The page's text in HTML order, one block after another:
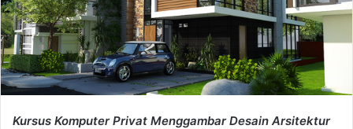
a
i
l
Kursus Komputer Privat Menggambar Desain Arsitektur